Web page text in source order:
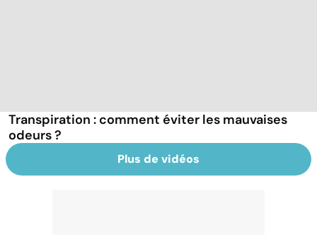
Transpiration : comment éviter les mauvaises
odeurs ?
Plus de vidéos